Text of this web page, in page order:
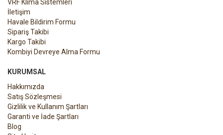
VRF Klima Sistemleri
İletişim
Havale Bildirim Formu
Sipariş Takibi
Kargo Takibi
Kombiyi Devreye Alma Formu
KURUMSAL
Hakkımızda
Satış Sözleşmesi
Gizlilik ve Kullanım Şartları
Garanti ve İade Şartları
Blog